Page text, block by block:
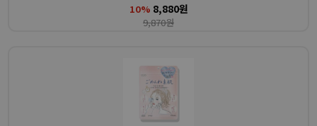
10% 8,880원
9,870원